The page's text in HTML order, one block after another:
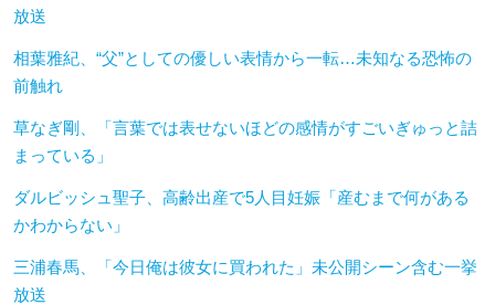
放送
相葉雅紀、“父”としての優しい表情から一転…未知なる恐怖の
前触れ
草なぎ剛、「言葉では表せないほどの感情がすごいぎゅっと詰
まっている」
ダルビッシュ聖子、高齢出産で5人目妊娠「産むまで何がある
かわからない」
三浦春馬、「今日俺は彼女に買われた」未公開シーン含む一挙
放送